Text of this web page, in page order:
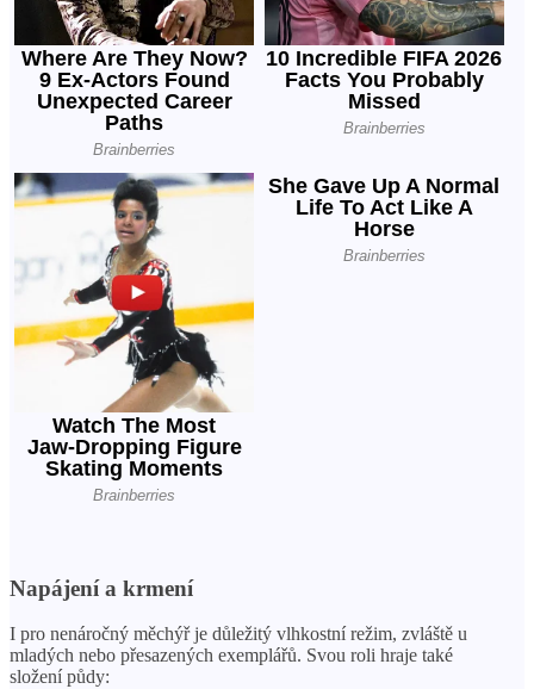
Napájení a krmení
I pro nenáročný měchýř je důležitý vlhkostní režim, zvláště u
mladých nebo přesazených exemplářů. Svou roli hraje také
složení půdy: